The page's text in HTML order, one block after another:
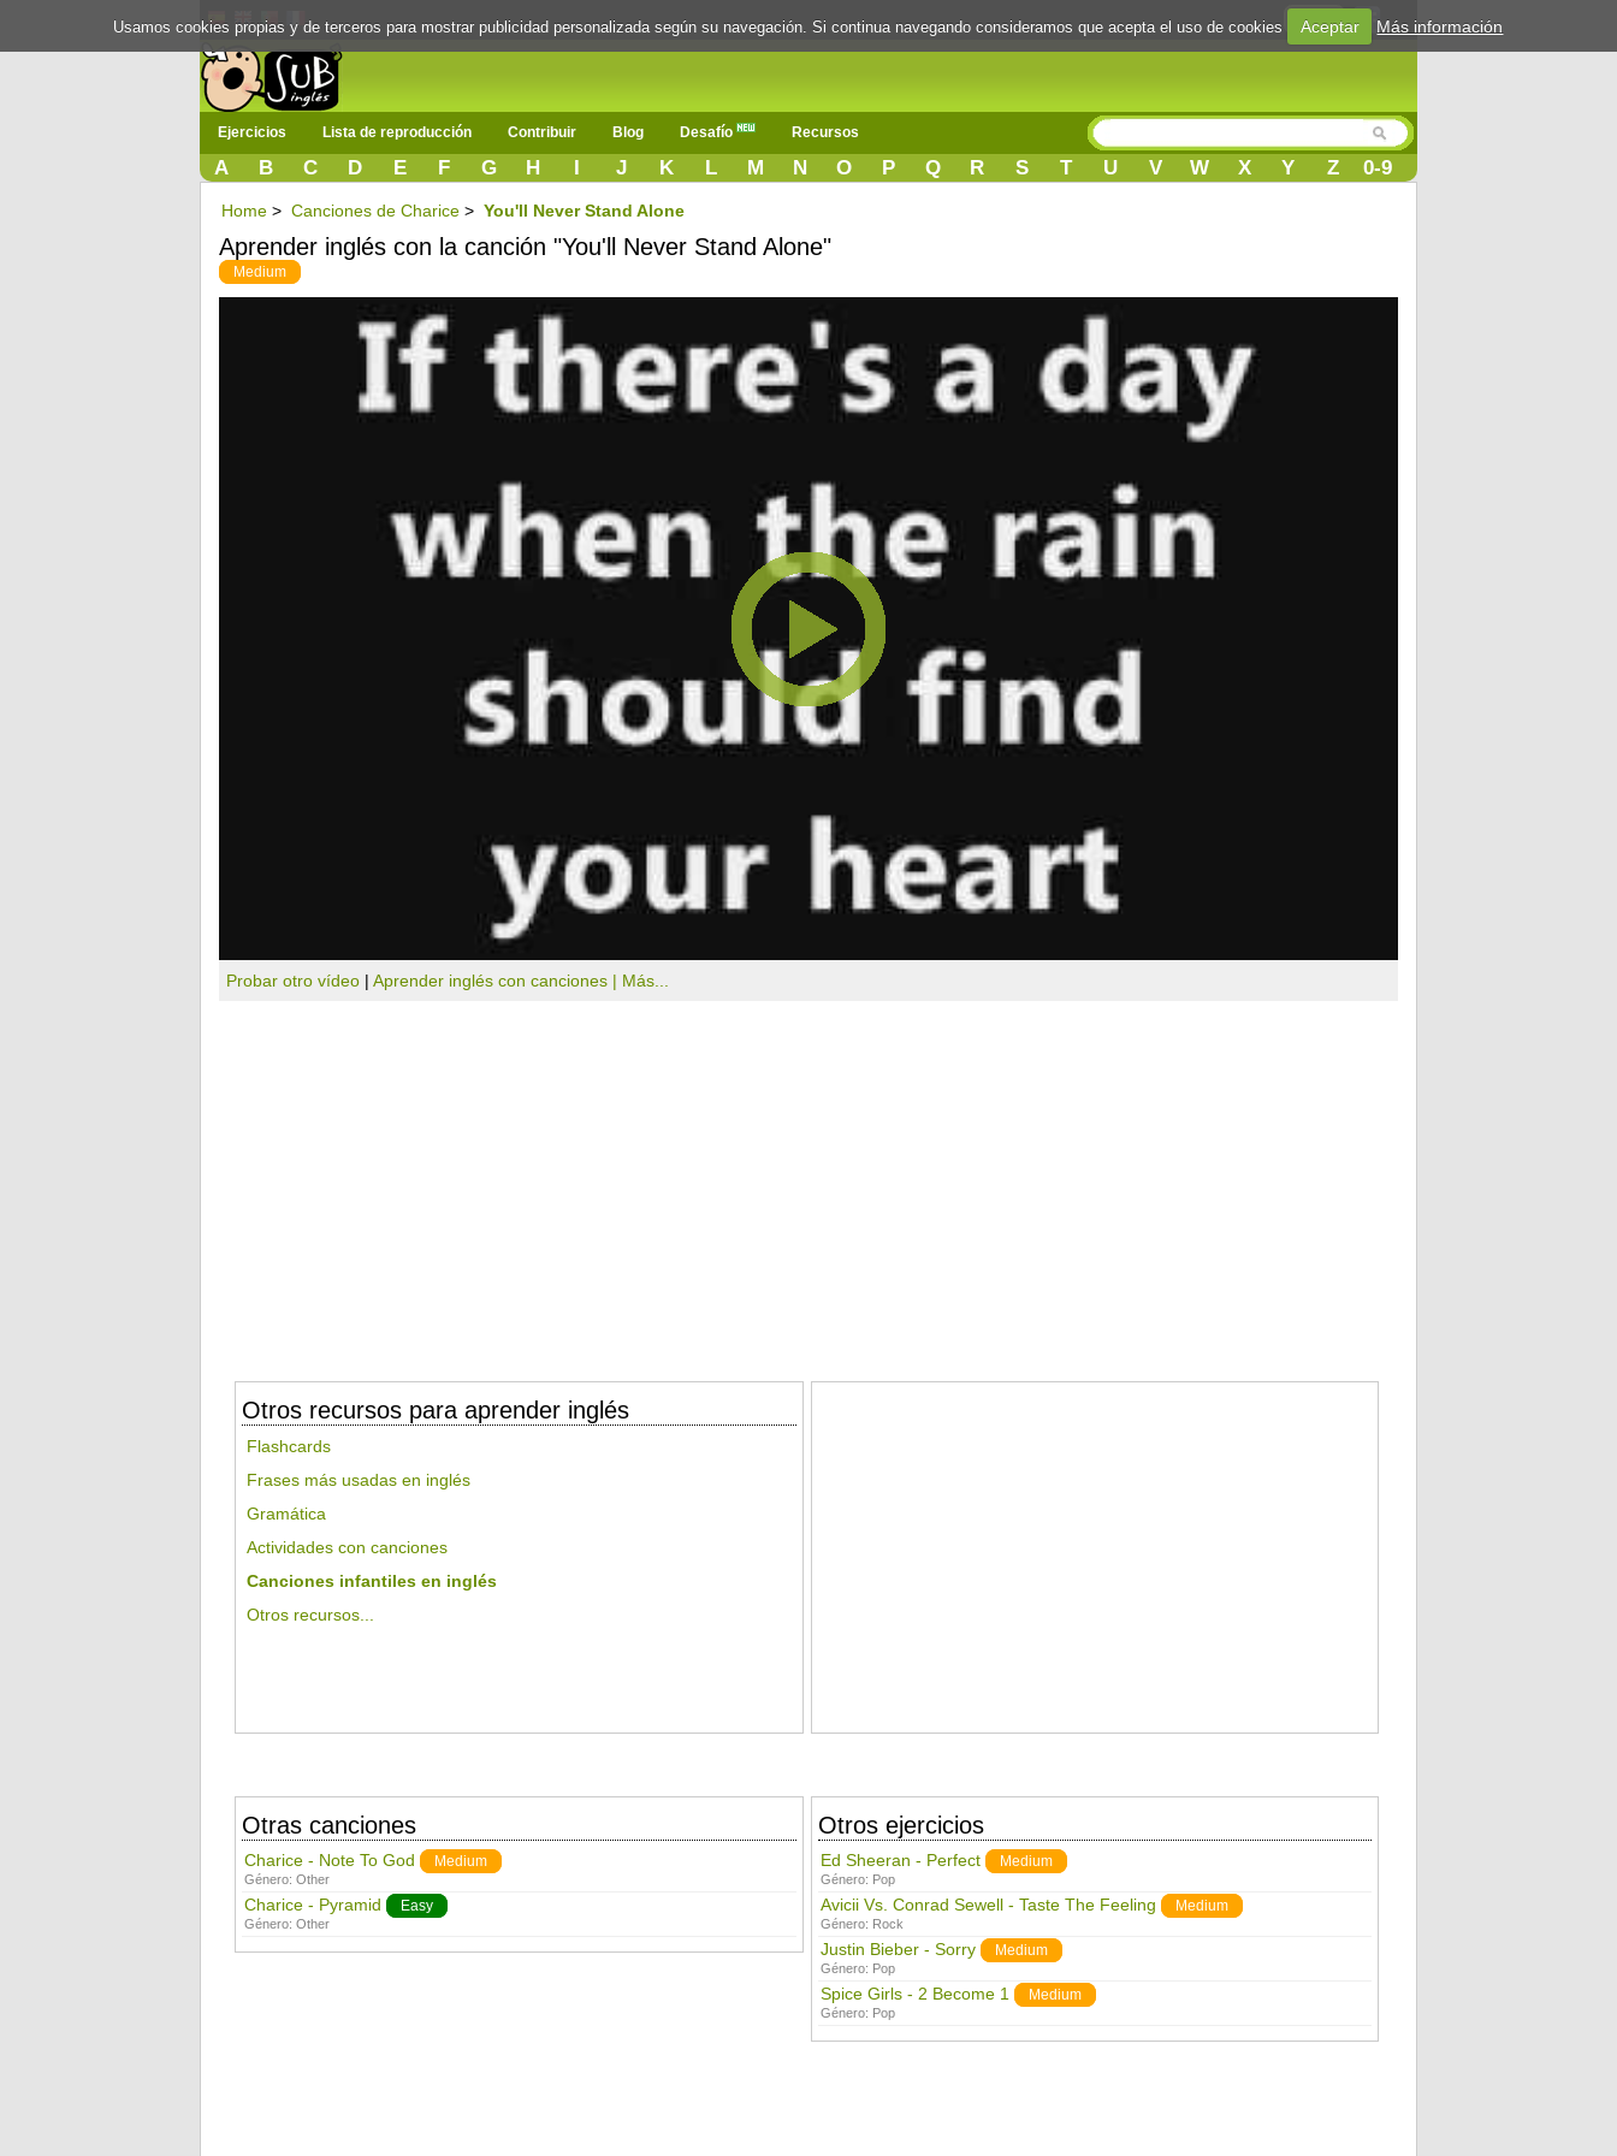
Login
Ejercicios Lista de reproducción Contribuir Blog Desafío Recursos
A B C D E F G H I J K L M N O P Q R S T U V W X Y Z 0-9
Home > Canciones de Charice > You'll Never Stand Alone
Aprender inglés con la canción "You'll Never Stand Alone"
Medium
Probar otro vídeo | Aprender inglés con canciones | Más...
Otros recursos para aprender inglés
Flashcards
Frases más usadas en inglés
Gramática
Actividades con canciones
Canciones infantiles en inglés
Otros recursos...
Otras canciones
Charice - Note To God Medium
Género: Other
Charice - Pyramid Easy
Género: Other
Otros ejercicios
Ed Sheeran - Perfect Medium
Género: Pop
Avicii Vs. Conrad Sewell - Taste The Feeling Medium
Género: Rock
Justin Bieber - Sorry Medium
Género: Pop
Spice Girls - 2 Become 1 Medium
Género: Pop
Usamos cookies propias y de terceros para mostrar publicidad personalizada según su navegación. Si continua navegando consideramos que acepta el uso de cookies Aceptar Más información